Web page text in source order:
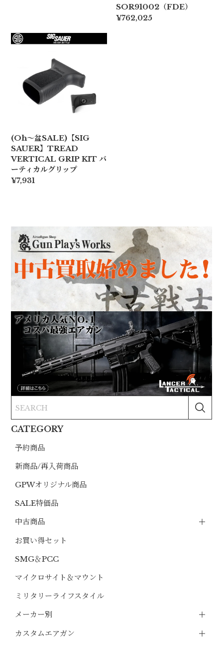
CATEGORY
予約商品
新商品/再入荷商品
GPWオリジナル商品
SALE特価品
中古商品
お買い得セット
SMG＆PCC
マイクロサイト＆マウント
ミリタリーライフスタイル
メーカー別
カスタムエアガン
SOR91002（FDE）
¥762,025
(Oh〜盆SALE)【SIG
SAUER】TREAD
VERTICAL GRIP KIT バ
ーティカルグリップ
¥7,931